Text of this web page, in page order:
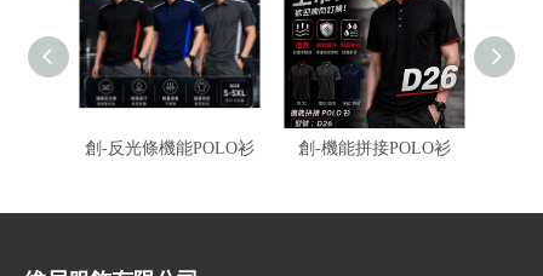
創-反光條機能POLO衫 創-機能拼接POLO衫